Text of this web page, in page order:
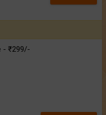
- ₹299/-